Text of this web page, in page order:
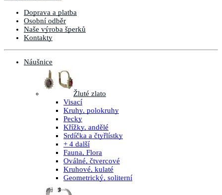
Doprava a platba
Osobní odběr
Naše výroba šperků
Kontakty
Náušnice
Žluté zlato
Visací
Kruhy, polokruhy
Pecky
Křížky, andělé
Srdíčka a čtyřlístky
+ 4 další
Fauna, Flora
Oválné, čtvercové
Kruhové, kulaté
Geometrický, soliterní